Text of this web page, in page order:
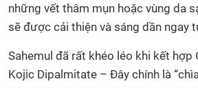
những vết thâm mụn hoặc vùng da
sẽ được cải thiện và sáng dần ngay
Sahemul đã rất khéo léo khi kết hợp
Kojic Dipalmitate – Đây chính là